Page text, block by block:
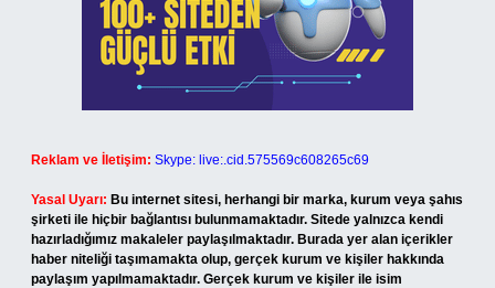
Reklam ve İletişim: Skype: live:.cid.575569c608265c69
Yasal Uyarı: Bu internet sitesi, herhangi bir marka, kurum veya şahıs
şirketi ile hiçbir bağlantısı bulunmamaktadır. Sitede yalnızca kendi
hazırladığımız makaleler paylaşılmaktadır. Burada yer alan içerikler
haber niteliği taşımamakta olup, gerçek kurum ve kişiler hakkında
paylaşım yapılmamaktadır. Gerçek kurum ve kişiler ile isim